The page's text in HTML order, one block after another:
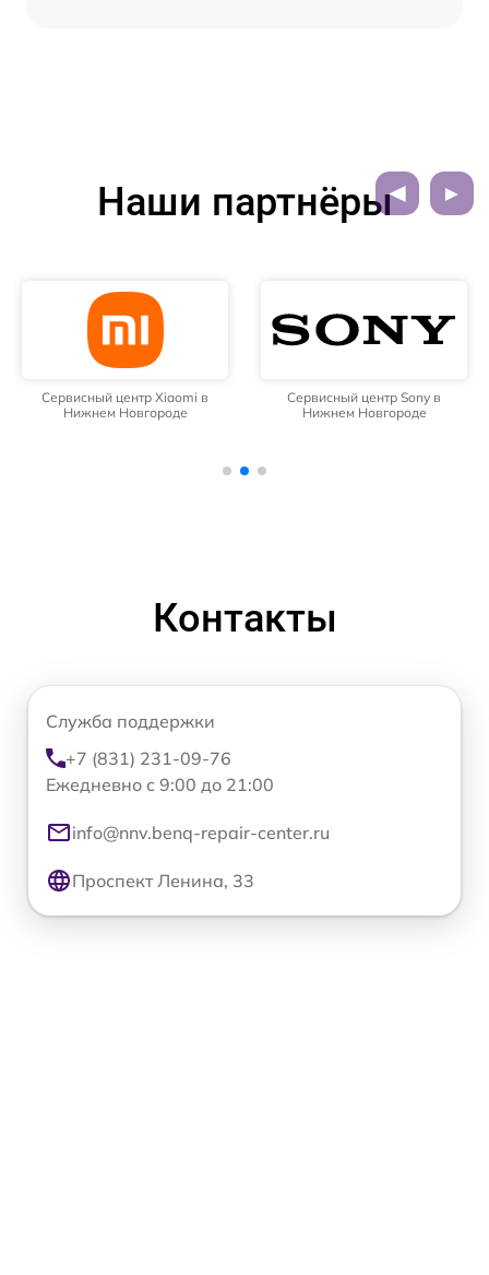
Наши партнёры
Сервисный центр Xiaomi в
Нижнем Новгороде
Сервисный центр Sony в
Нижнем Новгороде
Контакты
Служба поддержки
+7 (831) 231-09-76
Ежедневно с 9:00 до 21:00
info@nnv.benq-repair-center.ru
Проспект Ленина, 33